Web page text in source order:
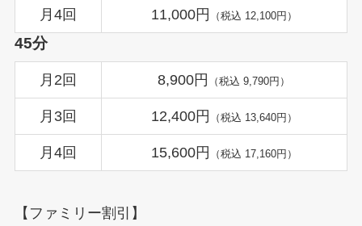
月4回 11,000円 （税込 12,100円）
45分
月2回 8,900円 （税込 9,790円）
月3回 12,400円 （税込 13,640円）
月4回 15,600円 （税込 17,160円）
【ファミリー割引】